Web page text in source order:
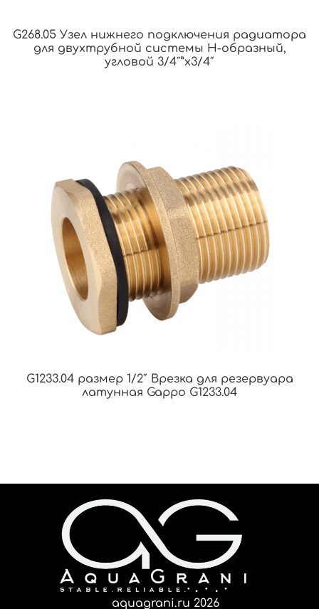
G268.05 Узел нижнего подключения радиатора
для двухтрубной системы Н-образный,
угловой 3/4″”х3/4″
G1233.04 размер 1/2″ Врезка для резервуара
латунная Gappo G1233.04
aquagrani.ru 2026